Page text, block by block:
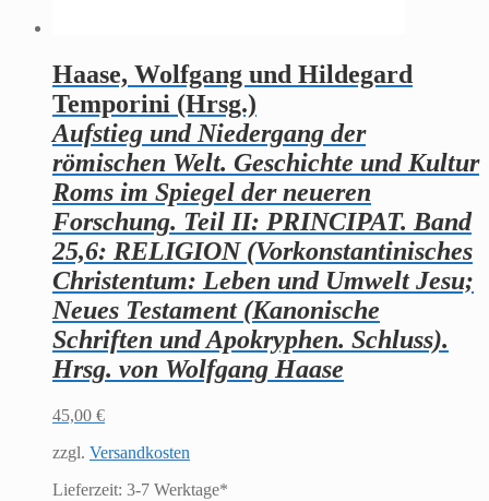
Haase, Wolfgang und Hildegard
Temporini (Hrsg.)
Aufstieg und Niedergang der
römischen Welt. Geschichte und Kultur
Roms im Spiegel der neueren
Forschung. Teil II: PRINCIPAT. Band
25,6: RELIGION (Vorkonstantinisches
Christentum: Leben und Umwelt Jesu;
Neues Testament (Kanonische
Schriften und Apokryphen. Schluss).
Hrsg. von Wolfgang Haase
45,00 €
zzgl. Versandkosten
Lieferzeit: 3-7 Werktage*